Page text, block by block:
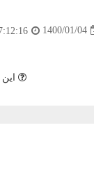
1400/01/04